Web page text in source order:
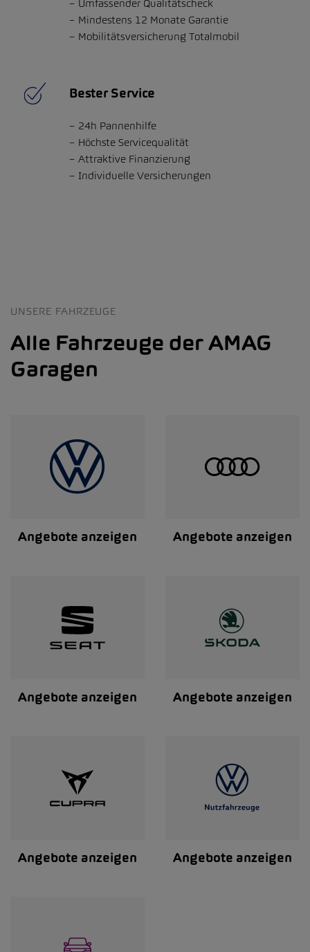
Umfassender Qualitätscheck
Mindestens 12 Monate Garantie
Mobilitätsversicherung Totalmobil
Bester Service
24h Pannenhilfe
Höchste Servicequalität
Attraktive Finanzierung
Individuelle Versicherungen
UNSERE FAHRZEUGE
Alle Fahrzeuge der AMAG
Garagen
Angebote anzeigen Angebote anzeigen
Angebote anzeigen Angebote anzeigen
Angebote anzeigen Angebote anzeigen